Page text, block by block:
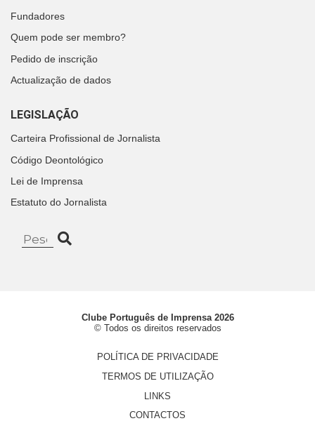
Fundadores
Quem pode ser membro?
Pedido de inscrição
Actualização de dados
LEGISLAÇÃO
Carteira Profissional de Jornalista
Código Deontológico
Lei de Imprensa
Estatuto do Jornalista
Clube Português de Imprensa 2026
© Todos os direitos reservados
POLÍTICA DE PRIVACIDADE
TERMOS DE UTILIZAÇÃO
LINKS
CONTACTOS